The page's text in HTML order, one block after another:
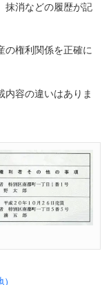
抹消などの履歴が記
の権利関係を正確に
内容の違いはありま